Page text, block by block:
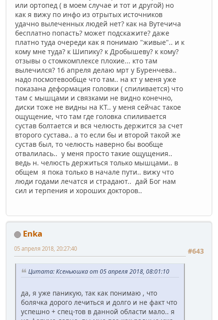
или ортопед ( в моем случае и тот и другой) но
как я вижу по инфо из отрытых источников
удачно вылеченных людей нет? как на Вутечича
бесплатно попасть? может подскажите? даже
платно туда очереди как я понимаю "живые".. и к
кому мне туда? к Шипику? к Дробышеву? к кому?
отзывы о стомкомплексе плохие... кто там
вылечился? 16 апреля делаю мрт у Буренчева..
надо посмотевообще что там.. на кт у меня уже
показана деформация головки ( спиливается) что
там с мышцами и связками не видно конечно,
диски тоже не видны на КТ.. у меня сейчас такое
ощущение, что там где головка спиливается
сустав болтается и вся челюсть держится за счет
второго сустава.. а то если бы и второй такой же
сустав был, то челюсть наверно бы вообще
отвалилась.. у меня просто такие ощущения..
ведь н. челюсть держиться только мышцами.. в
общем я пока только в начале пути.. вижу что
люди годами лечатся и страдают.. дай Бог нам
сил и терпения и хороших докторов..
Enka
#643
05 апреля 2018, 20:27:40
Цитата: Ксеньюшка от 05 апреля 2018, 08:01:10
да, я уже паникую, так как понимаю , что
болячка дорого лечиться и долго и не факт что
успешно + спец-тов в данной области мало.. я